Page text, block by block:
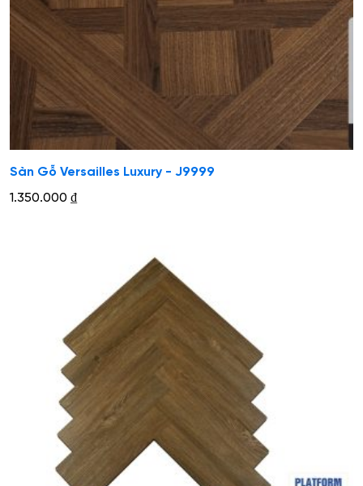
Sàn Gỗ Versailles Luxury - J9999
1.350.000 ₫